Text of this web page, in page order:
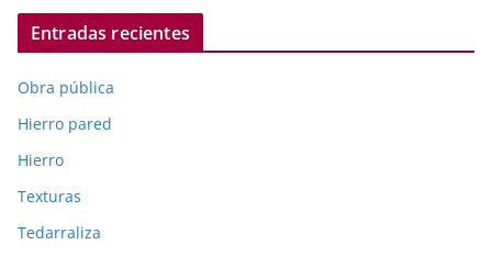
Entradas recientes
Obra pública
Hierro pared
Hierro
Texturas
Tedarraliza